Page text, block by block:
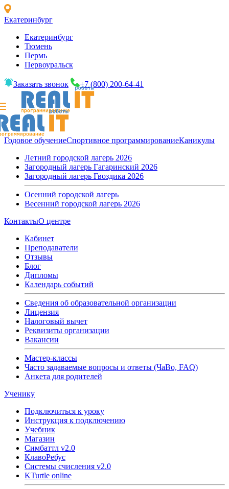
Екатеринбург
Екатеринбург
Тюмень
Пермь
Первоуральск
Заказать звонок +7 (800) 200-64-41
Годовое обучениеСпортивное программированиеКаникулы
Летний городской лагерь 2026
Загородный лагерь Гагаринский 2026
Загородный лагерь Гвоздика 2026
Осенний городской лагерь
Весенний городской лагерь 2026
КонтактыО центре
Кабинет
Преподаватели
Отзывы
Блог
Дипломы
Календарь событий
Сведения об образовательной организации
Лицензия
Налоговый вычет
Реквизиты организации
Вакансии
Мастер-классы
Часто задаваемые вопросы и ответы (ЧаВо, FAQ)
Анкета для родителей
Ученику
Подключиться к уроку
Инструкция к подключению
Учебник
Магазин
Симбаттл v2.0
КлавоРебус
Системы счисления v2.0
KTurtle online